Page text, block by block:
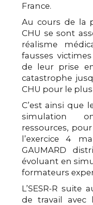
France.
Au cours de la
CHU se sont
réalisme
fausses
de leur prise
catastrophe
CHU pour le plus
C’est ainsi que
simulation
ressources,
l’exercice 4
GAUMARD
évoluant en
formateurs
L’SESR-R suite
de travail avec